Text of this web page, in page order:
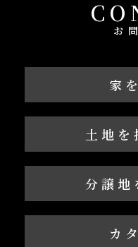
お
家
土地を
分譲地
カ